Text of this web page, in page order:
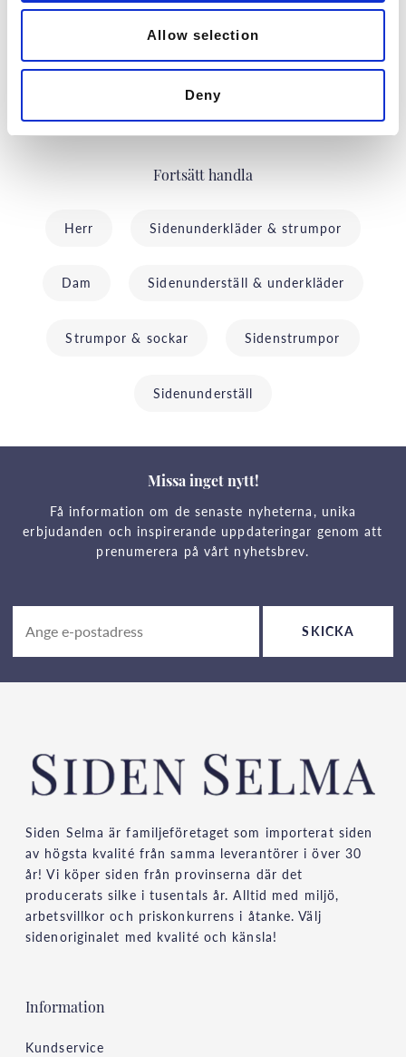
Allow selection
Deny
Fortsätt handla
Herr Sidenunderkläder & strumpor
Dam Sidenunderställ & underkläder
Strumpor & sockar Sidenstrumpor
Sidenunderställ
Missa inget nytt!
Få information om de senaste nyheterna, unika
erbjudanden och inspirerande uppdateringar genom att
prenumerera på vårt nyhetsbrev.
SKICKA
Siden Selma är familjeföretaget som importerat siden
av högsta kvalité från samma leverantörer i över 30
år! Vi köper siden från provinserna där det
producerats silke i tusentals år. Alltid med miljö,
arbetsvillkor och priskonkurrens i åtanke. Välj
sidenoriginalet med kvalité och känsla!
Information
Kundservice